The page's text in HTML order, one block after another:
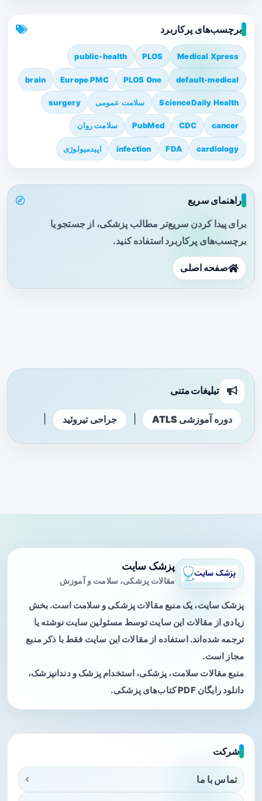
برچسب‌های پرکاربرد
Medical Xpress
PLOS
public-health
default-medical
PLOS One
Europe PMC
brain
ScienceDaily Health سلامت عمومی surgery
cancer
CDC
PubMed سلامت روان
cardiology
FDA
infection اپیدمیولوژی
راهنمای سریع
برای پیدا کردن سریع‌تر مطالب پزشکی، از جستجو یا
برچسب‌های پرکاربرد استفاده کنید.
صفحه اصلی
تبلیغات متنی
دوره آموزشی ATLS جراحی تیروئید
پزشک سایت
مقالات پزشکی، سلامت و آموزش
پزشک سایت، یک منبع مقالات پزشکی و سلامت است. بخش
زیادی از مقالات این سایت توسط مسئولین سایت نوشته یا
ترجمه شده‌اند. استفاده از مقالات این سایت فقط با ذکر منبع
مجاز است.
منبع مقالات سلامت، پزشکی، استخدام پزشک و دندانپزشک،
دانلود رایگان PDF کتاب‌های پزشکی.
شرکت
تماس با ما